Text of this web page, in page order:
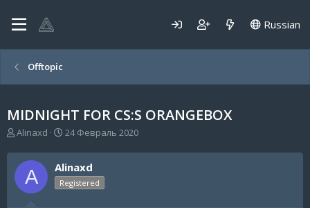
Russian
Offtopic
MIDNIGHT FOR CS:S ORANGEBOX
А
т
о
р
т
Alinaxd
Д
т
а
н
24 Февраль 2020
A Alinaxd
Registered